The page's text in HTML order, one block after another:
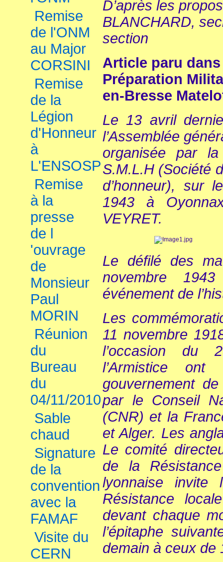
Remise
de l'ONM
au Major
CORSINI
Remise
de la
Légion
d'Honneur
à
L'ENSOSP
Remise
à la
presse
de l
'ouvrage
de
Monsieur
Paul
MORIN
Réunion
du
Bureau
du
04/11/2010
Sable
chaud
Signature
de la
convention
avec la
FAMAF
Visite du
CERN
D’après les
BLANCHARD,
section
Article paru
Préparation
en-Bresse
Le 13 avril
l’Assemblée
organisée par
S.M.L.H (Société
d’honneur), sur
1943 à
VEYRET.
Le défilé des
novembre
événement de
Les
11 novembre
l’occasion du
l’Armistice
gouvernement
par le Conseil
(CNR) et la
et Alger. Les
Le comité
de la
lyonnaise invite
Résistance
devant chaque
l’épitaphe
demain à ceux de